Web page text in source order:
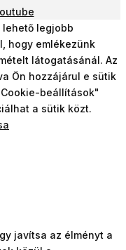
legjobb
hogy emlékezünk
látogatásánál. Az
Ön hozzájárul e sütik
beállítások"
a sütik közt.
javítsa az élményt a